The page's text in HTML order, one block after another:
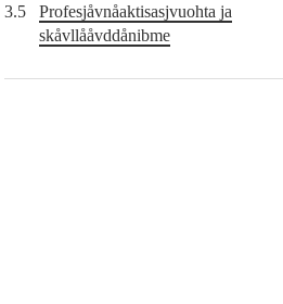
3.5
Profesjåvnåaktisasjvuohta ja
skåvllååvddånibme